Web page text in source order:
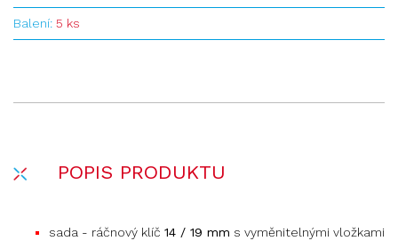
Balení: 5 ks
POPIS PRODUKTU
sada - ráčnový klíč 14 / 19 mm s vyměnitelnými vložkami